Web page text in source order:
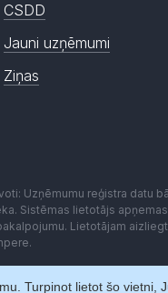
CSDD
Jauni uzņēmumi
Ziņas
Uzņēmumu reģistra datu
Sistēmas lietotājs
Lietotājam
Turpinot lietot šo vietni,